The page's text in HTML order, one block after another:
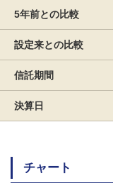
5年前との比較
設定来との比較
信託期間
決算日
チャート